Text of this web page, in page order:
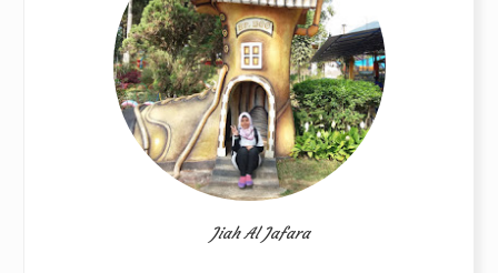
Jiah Al Jafara